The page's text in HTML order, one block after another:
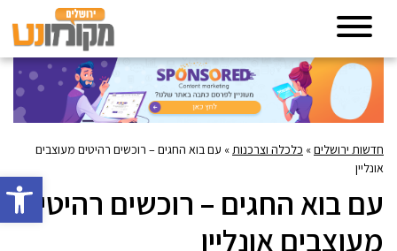
פתח
חדשות ירושלים» כלכלה וצרכנות» עם בוא החגים – רוכשים רהיטים מעוצבים
אונליין
עם בוא החגים – רוכשים רהיטים
מעוצבים אונליין